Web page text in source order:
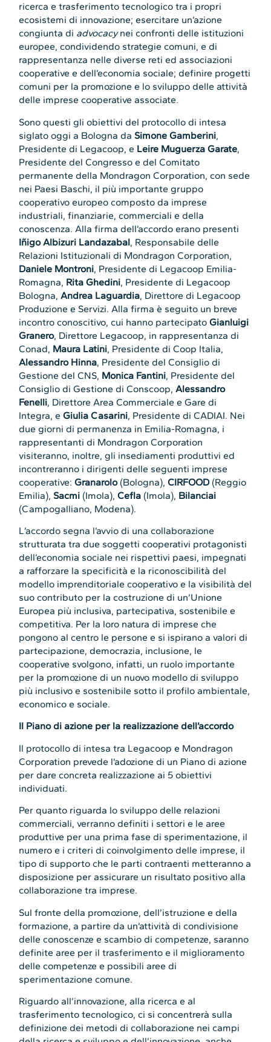
ricerca e trasferimento tecnologico tra i propri
ecosistemi di innovazione; esercitare un’azione
congiunta di advocacynei confronti delle istituzioni
europee, condividendo strategie comuni, e di
rappresentanza nelle diverse reti ed associazioni
cooperative e dell’economia sociale; definire progetti
comuni per la promozione e lo sviluppo delle attività
delle imprese cooperative associate.
Sono questi gli obiettivi del protocollo di intesa
siglato oggi a Bologna da Simone Gamberini,
Presidente di Legacoop, e Leire Muguerza Garate,
Presidente del Congresso e del Comitato
permanente della Mondragon Corporation, con sede
nei Paesi Baschi, il più importante gruppo
cooperativo europeo composto da imprese
industriali, finanziarie, commerciali e della
conoscenza. Alla firma dell’accordo erano presenti
Iñigo Albizuri Landazabal, Responsabile delle
Relazioni Istituzionali di Mondragon Corporation,
Daniele Montroni, Presidente di Legacoop Emilia-
Romagna, Rita Ghedini, Presidente di Legacoop
Bologna,Andrea Laguardia, Direttore di Legacoop
Produzione e Servizi. Alla firma è seguito un breve
incontro conoscitivo, cui hanno partecipatoGianluigi
Granero, Direttore Legacoop, in rappresentanza di
Conad, Maura Latini, Presidente di Coop Italia,
Alessandro Hinna, Presidente del Consiglio di
Gestione del CNS, Monica Fantini, Presidente del
Consiglio di Gestione di Conscoop,Alessandro
Fenelli, Direttore Area Commerciale e Gare di
Integra, eGiulia Casarini, Presidente di CADIAI. Nei
due giorni di permanenza in Emilia-Romagna, i
rappresentanti di Mondragon Corporation
visiteranno, inoltre, gli insediamenti produttivi ed
incontreranno i dirigenti delle seguenti imprese
cooperative:Granarolo(Bologna),CIRFOOD (Reggio
Emilia), Sacmi (Imola),Cefla (Imola), Bilanciai
(Campogalliano, Modena).
L’accordo segna l’avvio di una collaborazione
strutturata tra due soggetti cooperativi protagonisti
dell’economia sociale nei rispettivi paesi, impegnati
a rafforzare la specificità e la riconoscibilità del
modello imprenditoriale cooperativo e la visibilità del
suo contributo per la costruzione di un’Unione
Europea più inclusiva, partecipativa, sostenibile e
competitiva. Per la loro natura di imprese che
pongono al centro le persone e si ispirano a valori di
partecipazione, democrazia, inclusione, le
cooperative svolgono, infatti, un ruolo importante
per la promozione di un nuovo modello di sviluppo
più inclusivo e sostenibile sotto il profilo ambientale,
economico e sociale.
Il Piano di azione per la realizzazione dell’accordo
Il protocollo di intesa tra Legacoop e Mondragon
Corporation prevede l’adozione di un Piano di azione
per dare concreta realizzazione ai 5 obiettivi
individuati.
Per quanto riguarda lo sviluppo delle relazioni
commerciali, verranno definiti i settori e le aree
produttive per una prima fase di sperimentazione, il
numero e i criteri di coinvolgimento delle imprese, il
tipo di supporto che le parti contraenti metteranno a
disposizione per assicurare un risultato positivo alla
collaborazione tra imprese.
Sul fronte della promozione, dell’istruzione e della
formazione, a partire da un’attività di condivisione
delle conoscenze e scambio di competenze, saranno
definite aree per il trasferimento e il miglioramento
delle competenze e possibili aree di
sperimentazione comune.
Riguardo all’innovazione, alla ricerca e al
trasferimento tecnologico, ci si concentrerà sulla
definizione dei metodi di collaborazione nei campi